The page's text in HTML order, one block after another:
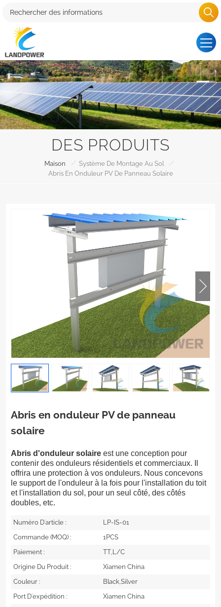
DES PRODUITS
Maison / Système De Montage Au Sol
/
Abris En Onduleur PV De Panneau Solaire
Abris en onduleur PV de panneau
solaire
Abris d'onduleur solaire est une conception pour
contenir des onduleurs résidentiels et commerciaux. Il
offrira une protection à vos onduleurs. Nous concevons
le support de l'onduleur à la fois pour l'installation du toit
et l'installation du sol, pour un seul côté, des côtés
doubles, etc.
Numéro D'article :
LP-IS-01
Commande (MOQ) :
1PCS
Paiement :
TT,L/C
Origine Du Produit :
Xiamen China
Couleur :
Black,Silver
Port D'expédition :
Xiamen China